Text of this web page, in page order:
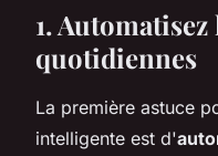
1.
quotidiennes
La première astuce
intelligente est d'